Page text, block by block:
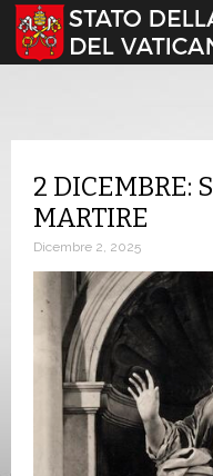
Seleziona la tua lingua
2 DICEMBRE:
MARTIRE
Dicembre 2, 2025